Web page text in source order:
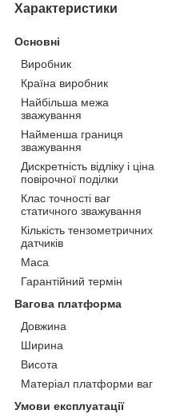
Характеристики
Основні
Виробник
Країна виробник
Найбільша межа
зважування
Найменша границя
зважування
Дискретність відліку і ціна
повірочної поділки
Клас точності ваг
статичного зважування
Кількість тензометричних
датчиків
Маса
Гарантійний термін
Вагова платформа
Довжина
Ширина
Висота
Матеріал платформи ваг
Умови експлуатації